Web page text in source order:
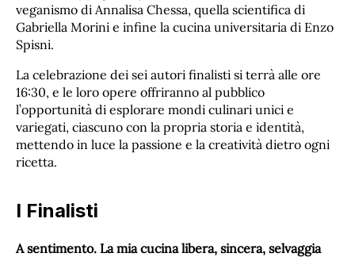
veganismo di Annalisa Chessa, quella scientifica di
Gabriella Morini e infine la cucina universitaria di Enzo
Spisni.
La celebrazione dei sei autori finalisti si terrà alle ore
16:30, e le loro opere offriranno al pubblico
l’opportunità di esplorare mondi culinari unici e
variegati, ciascuno con la propria storia e identità,
mettendo in luce la passione e la creatività dietro ogni
ricetta.
I Finalisti
A sentimento. La mia cucina libera, sincera, selvaggia